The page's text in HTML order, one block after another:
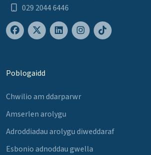
029 2044 6446
Poblogaidd
Chwilio am ddarparwr
Amserlen arolygu
Adroddiadau arolygu diweddaraf
Esbonio adnoddau gwella